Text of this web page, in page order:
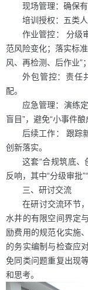
现场管理：确保
培训授权：五类
作业管控： 分级
范风险变化；落实标
风、再检测、后作业”
外包管控：责任
配。
应急管理：演练
盲目”，避免“小事件
后续工作： 跟踪
创新落实。
这套“合规筑底
反响，其中“分级审批
三、研讨交流
在研讨交流环节
水井的有限空间界定
励费用的规范化实施
的务实编制与检查应
免同类问题重复出现
和思考。